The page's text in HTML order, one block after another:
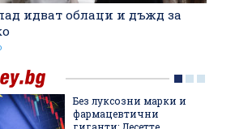
идват облаци и дъжд за
Без луксозни марки и
фармацевтични
гиганти: Десетте